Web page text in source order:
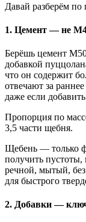
Давай разберём по
1. Цемент — не
Берёшь цемент
добавкой
что он содержит
отвечают за
даже если
Пропорция по
3,5 части щебня.
Щебень — только
получить
речной, мытый,
для быстрого
2. Добавки —